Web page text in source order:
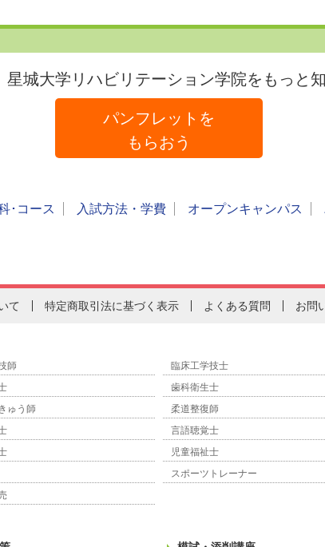
城大学リハビリテーション学院をもっと知
パンフレットを
もらおう
･コース 入試方法・学費 オープンキャンパス
て 特定商取引法に基づく表示 よくある質問 お問
師 臨床工学技士
歯科衛生士
ゅう師 柔道整復師
言語聴覚士
児童福祉士
スポーツトレーナー